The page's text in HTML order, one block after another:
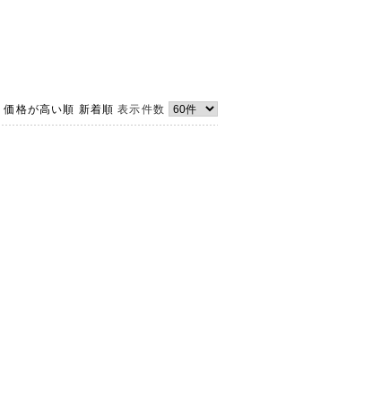
価格が高い順 新着順 表示件数